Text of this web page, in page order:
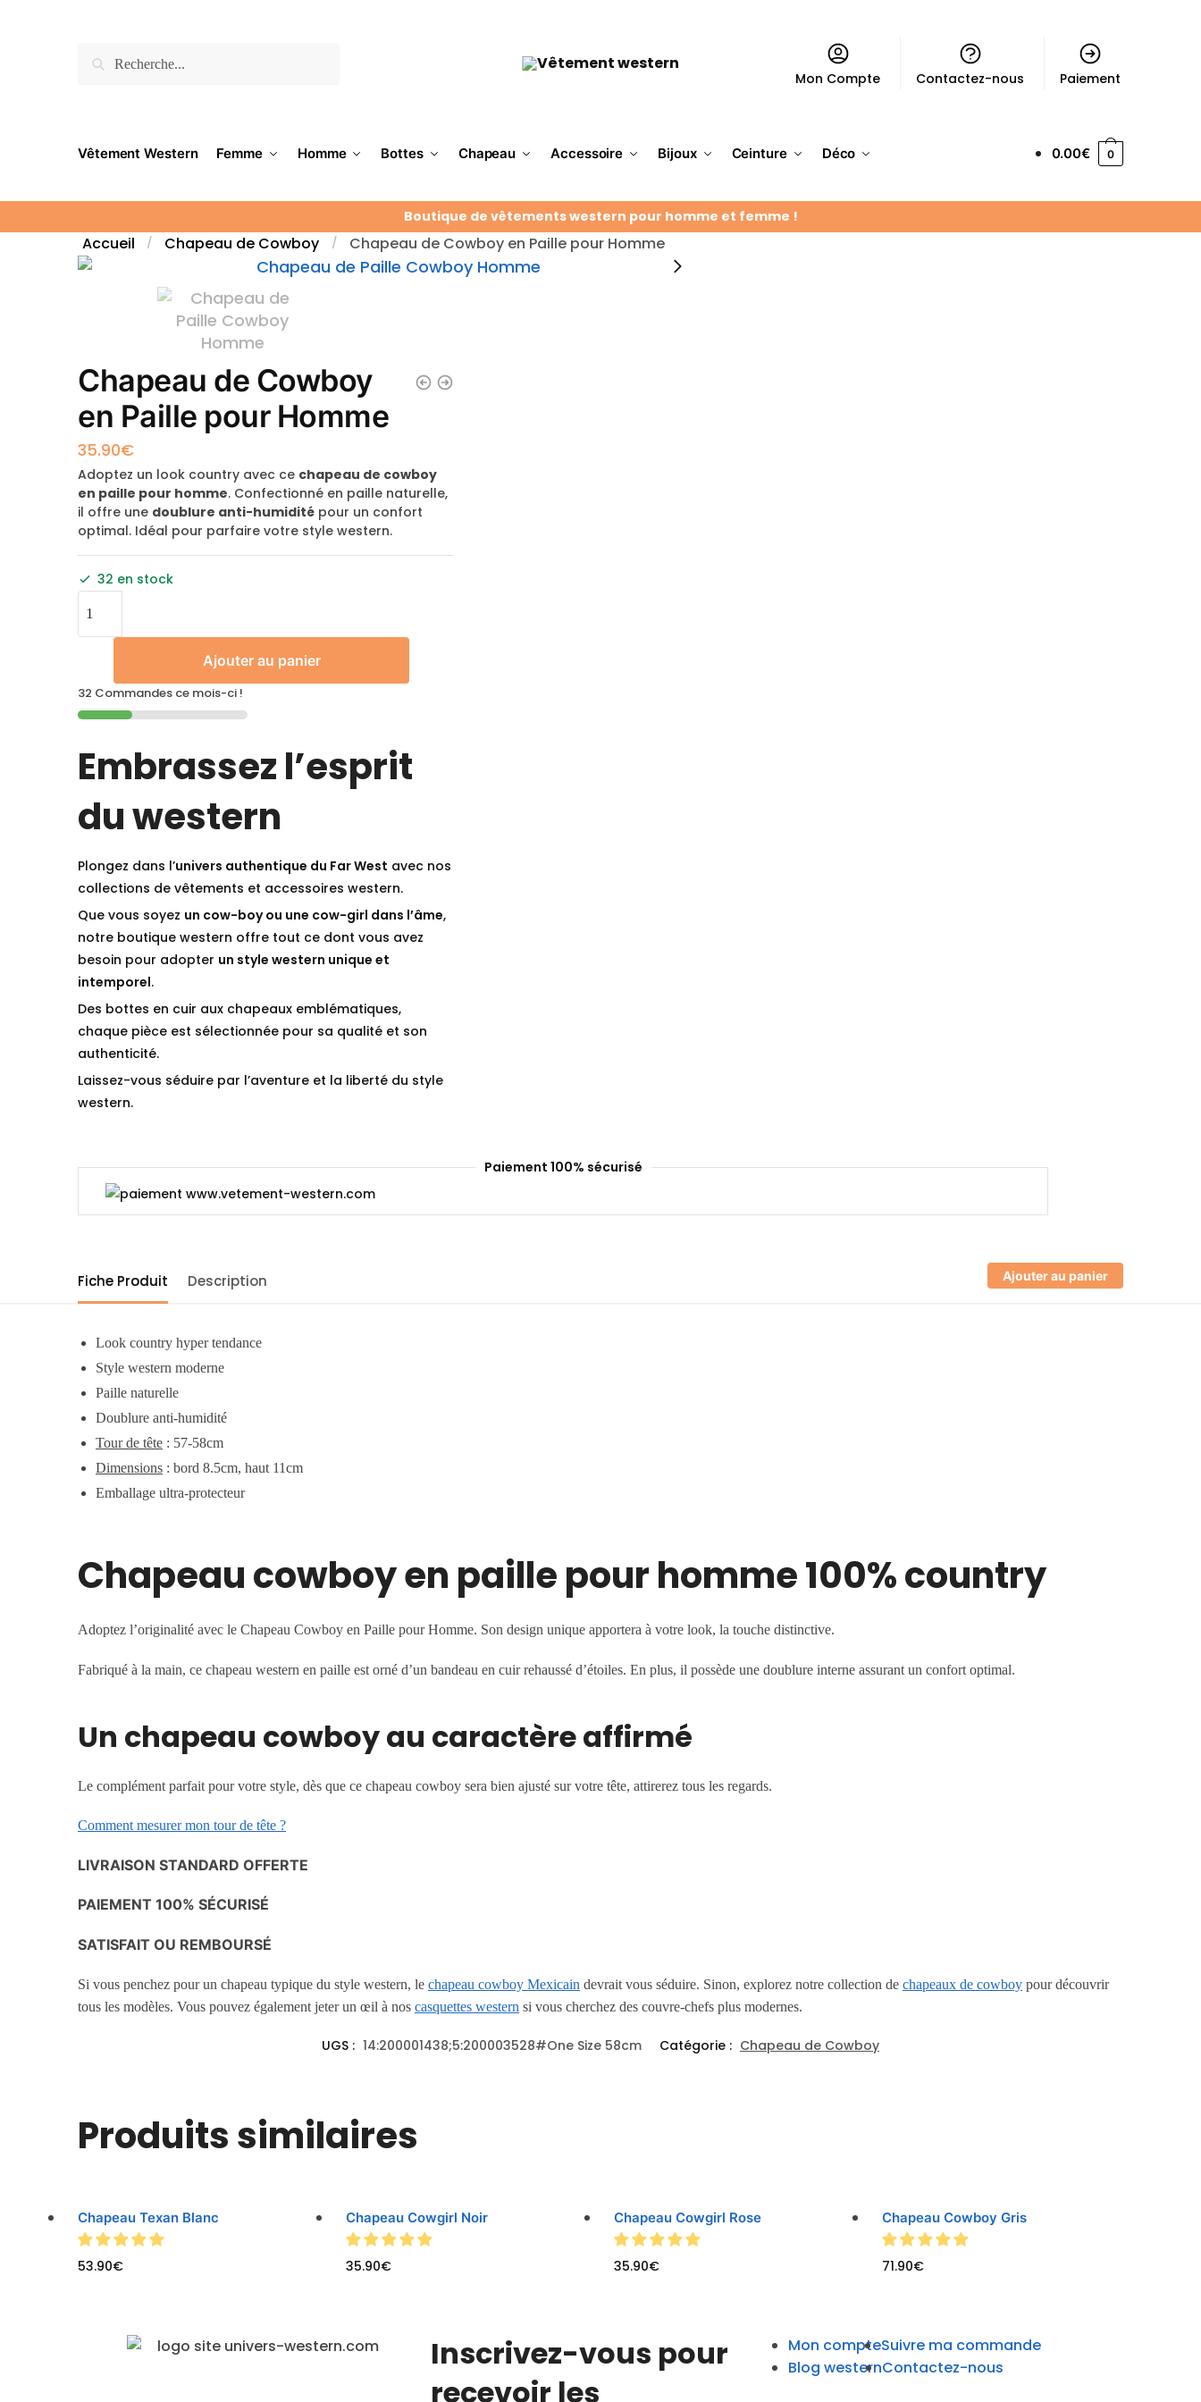
Mon Compte Contactez-nous Paiement
Vêtement Western Femme Homme Bottes Chapeau Accessoire Bijoux Ceinture Déco 0.00€ 0
Boutique de vêtements western pour homme et femme !
Accueil / Chapeau de Cowboy / Chapeau de Cowboy en Paille pour Homme
Chapeau de Cowboy
en Paille pour Homme
35.90€
Adoptez un look country avec ce chapeau de cowboy
en paille pour homme. Confectionné en paille naturelle,
il offre une doublure anti-humidité pour un confort
optimal. Idéal pour parfaire votre style western.
32 en stock
Ajouter au panier
32 Commandes ce mois-ci !
Embrassez l’esprit
du western
Plongez dans l’univers authentique du Far West avec nos
collections de vêtements et accessoires western.
Que vous soyez un cow-boy ou une cow-girl dans l’âme,
notre boutique western offre tout ce dont vous avez
besoin pour adopter un style western unique et
intemporel.
Des bottes en cuir aux chapeaux emblématiques,
chaque pièce est sélectionnée pour sa qualité et son
authenticité.
Laissez-vous séduire par l’aventure et la liberté du style
western.
Paiement 100% sécurisé
Fiche Produit Description Ajouter au panier
Look country hyper tendance
Style western moderne
Paille naturelle
Doublure anti-humidité
Tour de tête : 57-58cm
Dimensions : bord 8.5cm, haut 11cm
Emballage ultra-protecteur
Chapeau cowboy en paille pour homme 100% country
Adoptez l’originalité avec le Chapeau Cowboy en Paille pour Homme. Son design unique apportera à votre look, la touche distinctive.
Fabriqué à la main, ce chapeau western en paille est orné d’un bandeau en cuir rehaussé d’étoiles. En plus, il possède une doublure interne assurant un confort optimal.
Un chapeau cowboy au caractère affirmé
Le complément parfait pour votre style, dès que ce chapeau cowboy sera bien ajusté sur votre tête, attirerez tous les regards.
Comment mesurer mon tour de tête ?
LIVRAISON STANDARD OFFERTE
PAIEMENT 100% SÉCURISÉ
SATISFAIT OU REMBOURSÉ
Si vous penchez pour un chapeau typique du style western, lechapeau cowboy Mexicain devrait vous séduire. Sinon, explorez notre collection dechapeaux de cowboy pour découvrir
tous les modèles. Vous pouvez également jeter un œil à noscasquettes western si vous cherchez des couvre-chefs plus modernes.
UGS : 14:200001438;5:200003528#One Size 58cm Catégorie : Chapeau de Cowboy
Produits similaires
Chapeau Texan Blanc
53.90€
Chapeau Cowgirl Noir
35.90€
Chapeau Cowgirl Rose
35.90€
Chapeau Cowboy Gris
71.90€
Inscrivez-vous pour
recevoir les
Mon compteSuivre ma commande
Blog westernContactez-nous